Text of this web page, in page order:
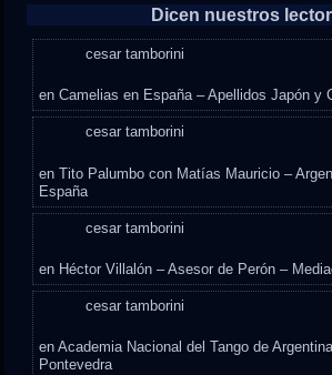
Dicen nuestros
cesar tamborini
enCamelias en España – Apellidos Japón y
cesar tamborini
enTito Palumbo con Matías Mauricio –
España
cesar tamborini
en Héctor Villalón – Asesor de Perón –
cesar tamborini
enAcademia Nacional del Tango de
Pontevedra